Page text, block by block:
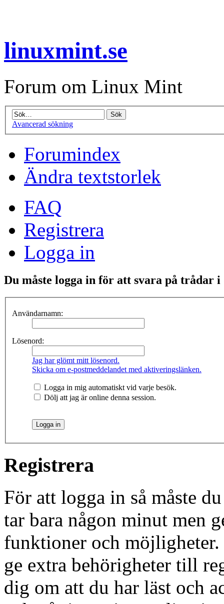
linuxmint.se
Forum om Linux Mint
Avancerad sökning
Forumindex
Ändra textstorlek
FAQ
Registrera
Logga in
Du måste logga in för att svara på trådar i
Användarnamn:
Lösenord:
Jag har glömt mitt lösenord.
Skicka om e-postmeddelandet med aktiveringslänken.
Logga in mig automatiskt vid varje besök.
Dölj att jag är online denna session.
Registrera
För att logga in så måste
tar bara någon minut men
funktioner och
ge extra behörigheter till
dig om att du har läst och